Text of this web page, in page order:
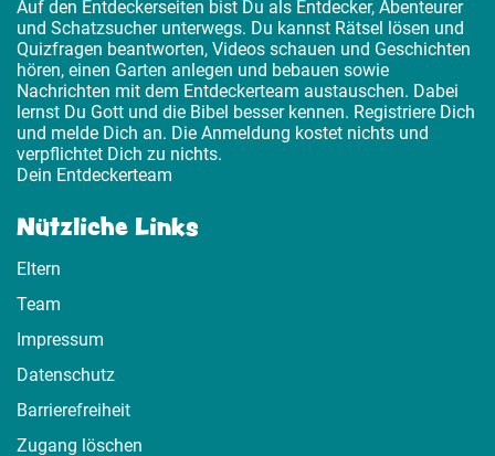
Auf den Entdeckerseiten bist Du als Entdecker, Abenteurer
und Schatzsucher unterwegs. Du kannst Rätsel lösen und
Quizfragen beantworten, Videos schauen und Geschichten
hören, einen Garten anlegen und bebauen sowie
Nachrichten mit dem Entdeckerteam austauschen. Dabei
lernst Du Gott und die Bibel besser kennen. Registriere Dich
und melde Dich an. Die Anmeldung kostet nichts und
verpflichtet Dich zu nichts.
Dein Entdeckerteam
Nützliche Links
Eltern
Team
Impressum
Datenschutz
Barrierefreiheit
Zugang löschen